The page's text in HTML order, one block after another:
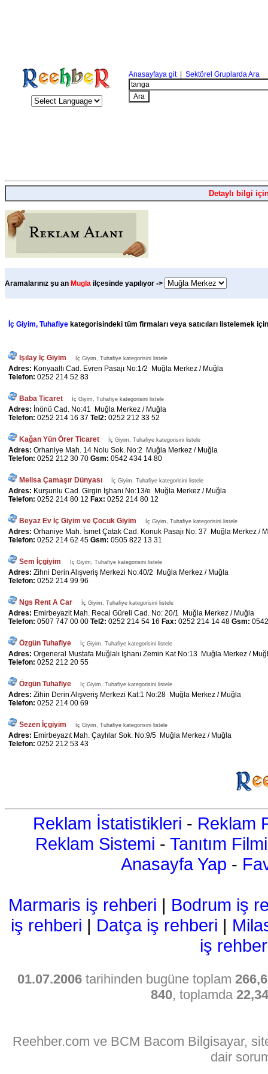
Anasayfaya git| Sektörel Gruplarda Ara
Detaylı bilgi
Aramalarınız şu an Mugla ilçesinde yapılıyor ->
İç Giyim, Tuhafiye kategorisindeki tüm firmaları veya satıcıları listelemek
Işılay İç Giyim İç Giyim, Tuhafiye kategorisini listele
Adres: Konyaaltı Cad. Evren Pasajı No:1/2 Muğla Merkez / Muğla
Telefon: 0252 214 52 83
Baba Ticaret İç Giyim, Tuhafiye kategorisini listele
Adres: İnönü Cad. No:41 Muğla Merkez / Muğla
Telefon: 0252 214 16 37 Tel2: 0252 212 33 52
Kağan Yün Örer Ticaret İç Giyim, Tuhafiye kategorisini listele
Adres: Orhaniye Mah. 14 Nolu Sok. No:2 Muğla Merkez / Muğla
Telefon: 0252 212 30 70 Gsm: 0542 434 14 80
Melisa Çamaşır Dünyası İç Giyim, Tuhafiye kategorisini listele
Adres: Kurşunlu Cad. Girgin İşhanı No:13/e Muğla Merkez / Muğla
Telefon: 0252 214 80 12 Fax: 0252 214 80 12
Beyaz Ev İç Giyim ve Çocuk Giyim İç Giyim, Tuhafiye kategorisini listele
Adres: Orhaniye Mah. İsmet Çatak Cad. Konuk Pasajı No: 37 Muğla Merkez /
Telefon: 0252 214 62 45 Gsm: 0505 822 13 31
Sem İçgiyim İç Giyim, Tuhafiye kategorisini listele
Adres: Zihni Derin Alışveriş Merkezi No:40/2 Muğla Merkez / Muğla
Telefon: 0252 214 99 96
Ngs Rent A Car İç Giyim, Tuhafiye kategorisini listele
Adres: Emirbeyazit Mah. Recai Güreli Cad. No: 20/1 Muğla Merkez / Muğla
Telefon: 0507 747 00 00 Tel2: 0252 214 54 16 Fax: 0252 214 14 48 Gsm:
Özgün Tuhafiye İç Giyim, Tuhafiye kategorisini listele
Adres: Orgeneral Mustafa Muğlalı İşhanı Zemin Kat No:13 Muğla Merkez /
Telefon: 0252 212 20 55
Özgün Tuhafiye İç Giyim, Tuhafiye kategorisini listele
Adres: Zihin Derin Alışveriş Merkezi Kat:1 No:28 Muğla Merkez / Muğla
Telefon: 0252 214 00 69
Sezen İçgiyim İç Giyim, Tuhafiye kategorisini listele
Adres: Emirbeyazıt Mah. Çaylılar Sok. No:9/5 Muğla Merkez / Muğla
Telefon: 0252 212 53 43
Reklam İstatistikleri - Reklam
Reklam Sistemi - Tanıtım Filmi
Anasayfa Yap -
Marmaris iş rehberi | Bodrum iş
iş rehberi | Datça iş rehberi |
iş
01.07.2006 tarihinden bugüne toplam
840, toplamda
Reehber.com ve BCM Bacom Bilgisayar,
dair